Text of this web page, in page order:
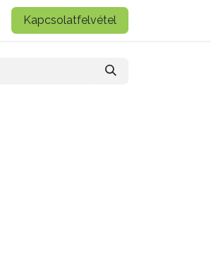
Kapcsolatfelvétel